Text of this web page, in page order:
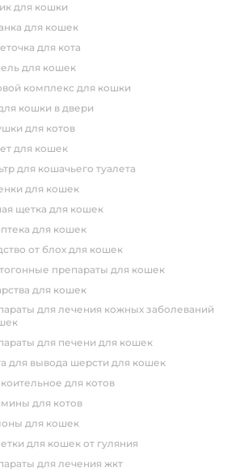
для кошки
для кошек
для кота
для кошек
комплекс для кошки
для кошки в двери
для котов
для кошек
для кошачьего туалета
для кошек
щетка для кошек
для кошек
от блох для кошек
препараты для кошек
для кошек
для печени для кошек
для вывода шерсти для кошек
для котов
для котов
для кошек
для кошек от гуляния
для лечения жкт